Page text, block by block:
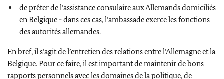
de prêter de l’assistance consulaire aux Allemands domiciliés
en Belgique - dans ces cas, l’ambassade exerce les fonctions
des autorités allemandes.
En bref, il s’agit de l’entretien des relations entre l’Allemagne et la
Belgique. Pour ce faire, il est important de maintenir de bons
rapports personnels avec les domaines de la politique, de